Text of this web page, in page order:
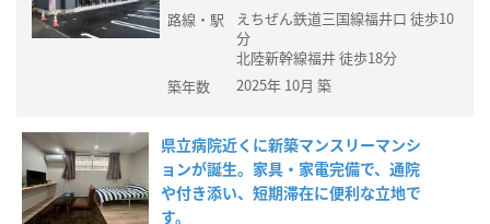
路線・駅
えちぜん鉄道三国線福井口 徒歩10
分
北陸新幹線福井 徒歩18分
築年数
2025年 10月 築
県立病院近くに新築マンスリーマンシ
ョンが誕生。家具・家電完備で、通院
や付き添い、短期滞在に便利な立地で
す。